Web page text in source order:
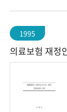
1995
의료보험 재정